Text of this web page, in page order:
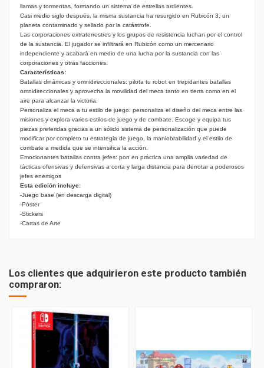
llamas y tormentas, formando un sistema de estrellas ardientes.
Casi medio siglo después, la misma sustancia ha resurgido en Rubicón 3, un
planeta contaminado y sellado por la catástrofe.
Las corporaciones extraterrestres y los grupos de resistencia luchan por el control
de la sustancia. El jugador se infiltrará en Rubicón como un mercenario
independiente y acabará en medio de una lucha por la sustancia con las
corporaciones y otras facciones.
Características:
Batallas dinámicas y omnidireccionales: pilota tu robot en trepidantes batallas
omnidireccionales y aprovecha la movilidad del meca tanto en tierra como en el
aire para alcanzar la victoria.
Personaliza el meca a tu estilo de juego: personaliza el diseño del meca entre las
misiones y explora varios estilos de juego y de combate. Escoge y equipa tus
piezas preferidas gracias a un sólido sistema de personalización que puede
modificar por completo tu estrategia de juego, la maniobrabilidad y el estilo de
combate a medida que se intensifica la acción.
Emocionantes batallas contra jefes: pon en práctica una amplia variedad de
tácticas ofensivas y defensivas a corta y larga distancia para derrotar a poderosos
jefes enemigos
Esta edición incluye:
-Juego base (en descarga digital)
-Póster
-Stickers
-Cartas de Arte
Los clientes que adquirieron este producto también
compraron: